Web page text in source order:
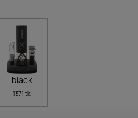
black
1371 tk